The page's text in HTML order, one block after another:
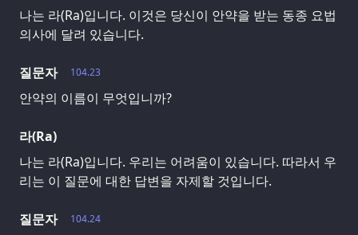
나는 라(Ra)입니다. 이것은 당신이 안약을 받는 동종 요법
의사에 달려 있습니다.
104.23
질문자
안약의 이름이 무엇입니까?
라(Ra)
나는 라(Ra)입니다. 우리는 어려움이 있습니다. 따라서 우
리는 이 질문에 대한 답변을 자제할 것입니다.
104.24
질문자